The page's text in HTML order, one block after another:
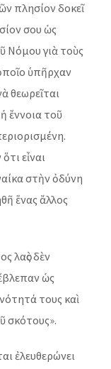
πλησίον δοκεῖ
σου ὡς
Νόμου γιὰ τοὺς
ὑπῆρχαν
θεωρεῖται
ἔννοια τοῦ
εἶναι
στὴν ὀδύνη
ἕνας ἄλλος
λαὸς δὲν
ὡς
τους καὶ
σκότους».
ἐλευθερώνει